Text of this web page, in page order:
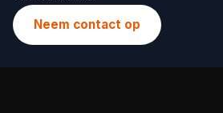
Neem contact op